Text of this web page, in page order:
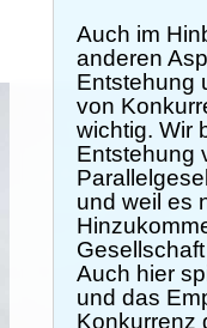
Auch im
anderen
Entstehung
von
wichtig. Wir
Entstehung
und weil es
Auch hier
und das
Konkurrenz